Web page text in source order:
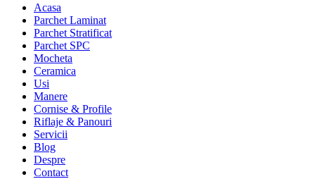
Acasa
Parchet Laminat
Parchet Stratificat
Parchet SPC
Mocheta
Ceramica
Usi
Manere
Cornise & Profile
Riflaje & Panouri
Servicii
Blog
Despre
Contact